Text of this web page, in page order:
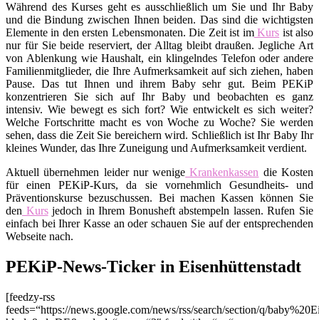
Während des Kurses geht es ausschließlich um Sie und Ihr Baby
und die Bindung zwischen Ihnen beiden. Das sind die wichtigsten
Elemente in den ersten Lebensmonaten. Die Zeit ist imKurs ist also
nur für Sie beide reserviert, der Alltag bleibt draußen. Jegliche Art
von Ablenkung wie Haushalt, ein klingelndes Telefon oder andere
Familienmitglieder, die Ihre Aufmerksamkeit auf sich ziehen, haben
Pause. Das tut Ihnen und ihrem Baby sehr gut. Beim PEKiP
konzentrieren Sie sich auf Ihr Baby und beobachten es ganz
intensiv. Wie bewegt es sich fort? Wie entwickelt es sich weiter?
Welche Fortschritte macht es von Woche zu Woche? Sie werden
sehen, dass die Zeit Sie bereichern wird. Schließlich ist Ihr Baby Ihr
kleines Wunder, das Ihre Zuneigung und Aufmerksamkeit verdient.
Aktuell übernehmen leider nur wenige Krankenkassen die Kosten
für einen PEKiP-Kurs, da sie vornehmlich Gesundheits- und
Präventionskurse bezuschussen. Bei machen Kassen können Sie
den Kursjedoch in Ihrem Bonusheft abstempeln lassen. Rufen Sie
einfach bei Ihrer Kasse an oder schauen Sie auf der entsprechenden
Webseite nach.
PEKiP-News-Ticker in Eisenhüttenstadt
[feedzy-rss
feeds=“https://news.google.com/news/rss/search/section/q/